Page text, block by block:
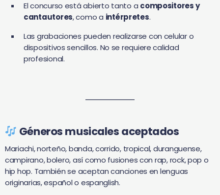
El concurso está abierto tanto a compositores y
cantautores, como a intérpretes.
Las grabaciones pueden realizarse con celular o
dispositivos sencillos. No se requiere calidad
profesional.
Géneros musicales aceptados
Mariachi, norteño, banda, corrido, tropical, duranguense,
campirano, bolero, así como fusiones con rap, rock, pop o
hip hop. También se aceptan canciones en lenguas
originarias, español o espanglish.